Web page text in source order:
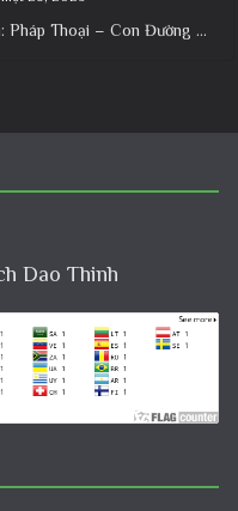
+ Pháp thoại: Pháp Thoại – Con Đường Bồ Tát Đạo │TT. Thích Đạo Thịnh + Album: Pháp Thoại +
Dao Thinh